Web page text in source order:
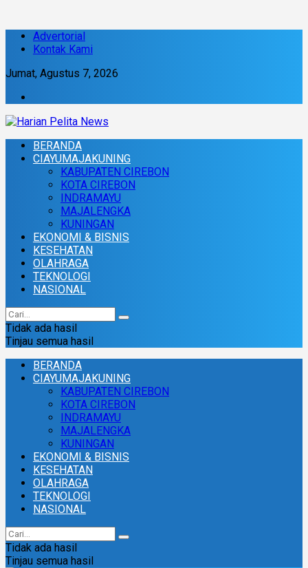
Advertorial
Kontak Kami
Jumat, Agustus 7, 2026
BERANDA
CIAYUMAJAKUNING
KABUPATEN CIREBON
KOTA CIREBON
INDRAMAYU
MAJALENGKA
KUNINGAN
EKONOMI & BISNIS
KESEHATAN
OLAHRAGA
TEKNOLOGI
NASIONAL
Tidak ada hasil
Tinjau semua hasil
BERANDA
CIAYUMAJAKUNING
KABUPATEN CIREBON
KOTA CIREBON
INDRAMAYU
MAJALENGKA
KUNINGAN
EKONOMI & BISNIS
KESEHATAN
OLAHRAGA
TEKNOLOGI
NASIONAL
Tidak ada hasil
Tinjau semua hasil